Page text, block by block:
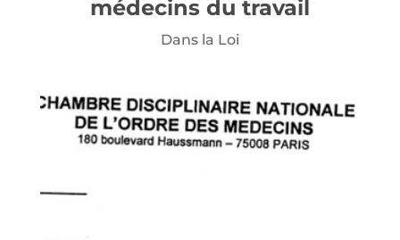
médecins du travail
Dans la Loi